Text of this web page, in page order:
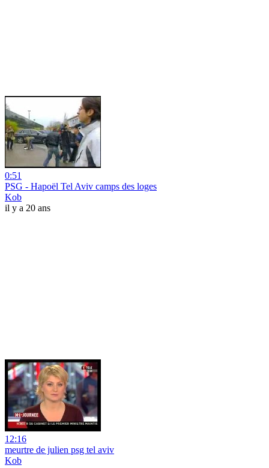
0:51
PSG - Hapoël Tel Aviv camps des loges
Kob
il y a 20 ans
12:16
meurtre de julien psg tel aviv
Kob